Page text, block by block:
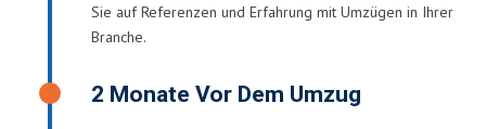
Sie auf Referenzen und Erfahrung mit Umzügen in Ihrer
Branche.
2 Monate Vor Dem Umzug